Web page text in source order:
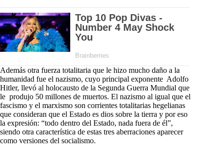
Además otra fuerza totalitaria que le hizo mucho daño a la
humanidad fue el nazismo, cuyo principal exponente Adolfo
Hitler, llevó al holocausto de la Segunda Guerra Mundial que
le produjo 50 millones de muertos. El nazismo al igual que el
fascismo y el marxismo son corrientes totalitarias hegelianas
que consideran que el Estado es dios sobre la tierra y por eso
la expresión: “todo dentro del Estado, nada fuera de él”,
siendo otra característica de estas tres aberraciones aparecer
como versiones del socialismo.